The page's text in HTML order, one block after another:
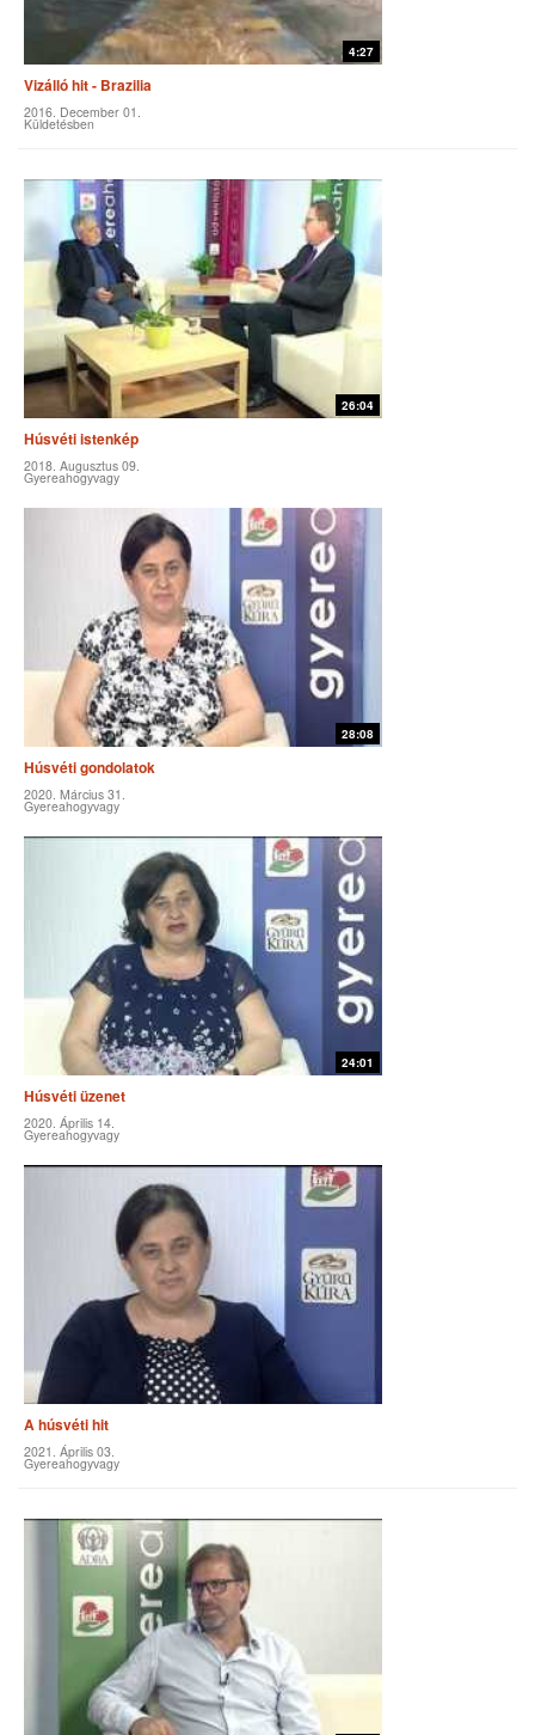
4:27
Vizálló hit - Brazilia
2016. December 01.
Küldetésben
26:04
Húsvéti istenkép
2018. Augusztus 09.
Gyereahogyvagy
28:08
Húsvéti gondolatok
2020. Március 31.
Gyereahogyvagy
24:01
Húsvéti üzenet
2020. Április 14.
Gyereahogyvagy
A húsvéti hit
2021. Április 03.
Gyereahogyvagy